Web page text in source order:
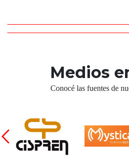
Medios
Conocé las fuentes de